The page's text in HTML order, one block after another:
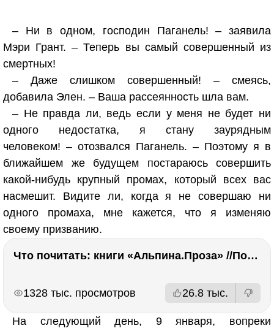
– Ни в одном, господин Паганель! – заявила
Мэри Грант. – Теперь вы самый совершенный из
смертных!
– Даже слишком совершенный! – смеясь,
добавила Элен. – Ваша рассеянность шла вам.
– Не правда ли, ведь если у меня не будет ни
одного недостатка, я стану заурядным
человеком! – отозвался Паганель. – Поэтому я в
ближайшем же будущем постараюсь совершить
какой-нибудь крупный промах, который всех вас
насмешит. Видите ли, когда я не совершаю ни
одного промаха, мне кажется, что я изменяю
своему призванию.
Что почитать: книги «Альпина.Проза» //Побяржина, Декабрев, Ронжина
1328 тыс. просмотров 26.8 тыс.
На следующий день, 9 января, вопреки